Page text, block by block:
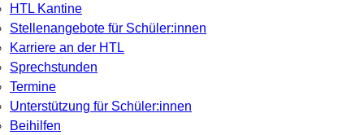
HTL Kantine
Stellenangebote für Schüler:innen
Karriere an der HTL
Sprechstunden
Termine
Unterstützung für Schüler:innen
Beihilfen